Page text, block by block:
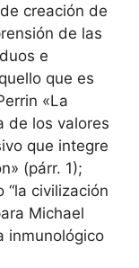
creación de
de las
e
que es
«La
de los valores
que integre
(párr. 1);
“la civilización
Michael
inmunológico